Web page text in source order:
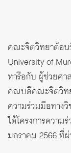
คณะจิตวิทยาต้อน
University of
หารือกับ ผู้ช่วยศา
คณบดีคณะจิตวิทย
ความร่วมมือทาง
ใต้โครงการความ
มกราคม 2566 ที่